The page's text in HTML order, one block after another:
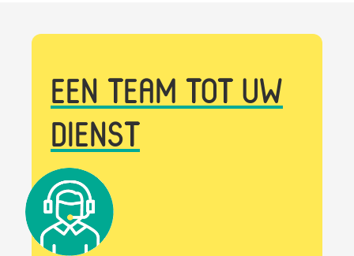
EEN TEAM TOT UW
DIENST